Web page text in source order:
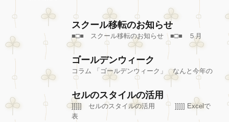
スクール移転のお知らせ
■□■ スクール移転のお知らせ ■□■ ５月
ゴールデンウィーク
コラム 「ゴールデンウィーク」 なんと今年の
セルのスタイルの活用
]]]]] セルのスタイルの活用 ]]]]] Excelで
表